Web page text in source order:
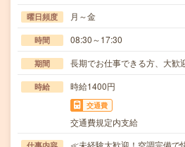
曜日頻度 月～金
時間 08:30～17:30
期間 長期でお仕事できる方、大歓
時給 時給1400円
交通費
交通費規定内支給
≪未経験大歓迎！空調完備で